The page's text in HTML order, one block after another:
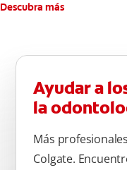
Descubra más
Ayudar a
la
Más
Colgate.